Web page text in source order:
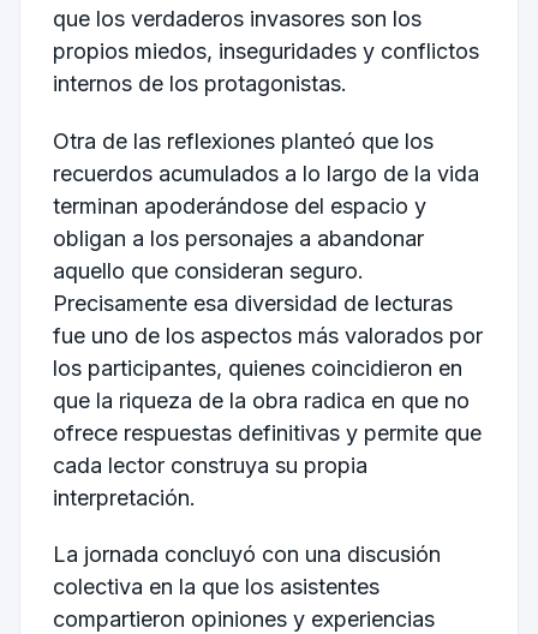
que los verdaderos invasores son los
propios miedos, inseguridades y conflictos
internos de los protagonistas.
Otra de las reflexiones planteó que los
recuerdos acumulados a lo largo de la vida
terminan apoderándose del espacio y
obligan a los personajes a abandonar
aquello que consideran seguro.
Precisamente esa diversidad de lecturas
fue uno de los aspectos más valorados por
los participantes, quienes coincidieron en
que la riqueza de la obra radica en que no
ofrece respuestas definitivas y permite que
cada lector construya su propia
interpretación.
La jornada concluyó con una discusión
colectiva en la que los asistentes
compartieron opiniones y experiencias